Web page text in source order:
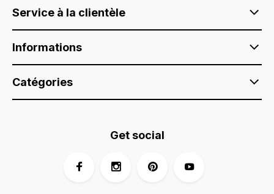
Service à la clientèle
Informations
Catégories
Get social